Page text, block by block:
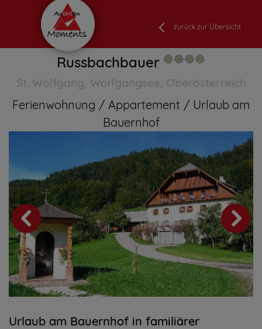
zurück zur Übersicht
Russbachbauer
St. Wolfgang, Wolfgangsee, Oberösterreich
Ferienwohnung Appartement
Urlaub am
Bauernhof
Urlaub am Bauernhof in familiärer